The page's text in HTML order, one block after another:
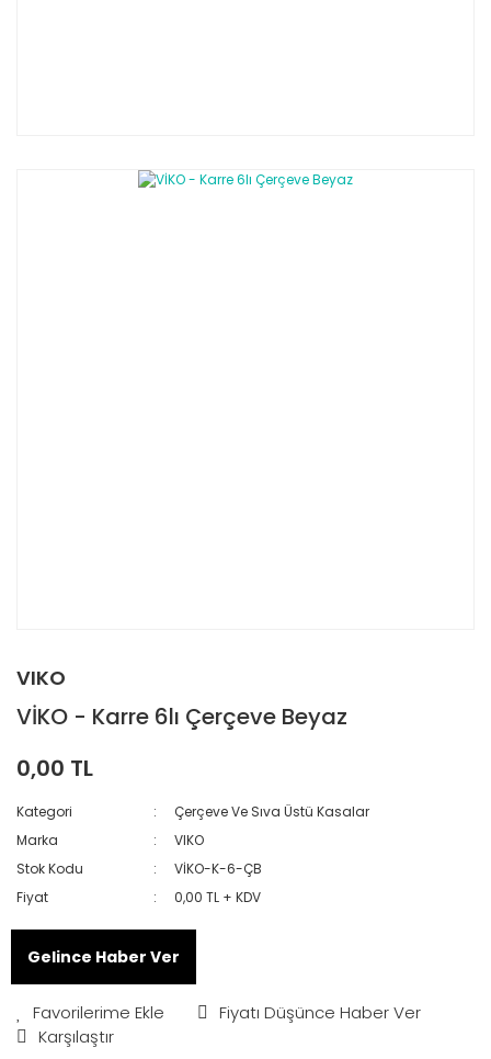
VIKO
VİKO - Karre 6lı Çerçeve Beyaz
0,00 TL
Kategori
Çerçeve Ve Sıva Üstü Kasalar
Marka
VIKO
Stok Kodu
VİKO-K-6-ÇB
Fiyat
0,00 TL + KDV
Gelince Haber Ver
Fiyatı Düşünce Haber Ver
Karşılaştır